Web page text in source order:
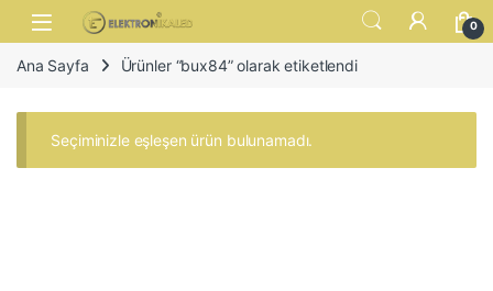
Skip to navigation
Skip to content
Open 0
Ana Sayfa Ürünler “bux84” olarak etiketlendi
Seçiminizle eşleşen ürün bulunamadı.